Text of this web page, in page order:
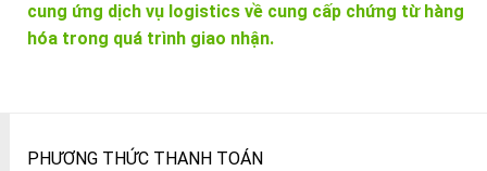
cung ứng dịch vụ logistics về cung cấp chứng từ hàng
hóa trong quá trình giao nhận.
PHƯƠNG THỨC THANH TOÁN